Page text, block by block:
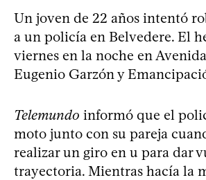
Un joven de 22 años intentó
a un policía en Belvedere. El
viernes en la noche en
Eugenio Garzón y
Telemundo informó que el
moto junto con su pareja
realizar un giro en u para dar
trayectoria. Mientras hacía la